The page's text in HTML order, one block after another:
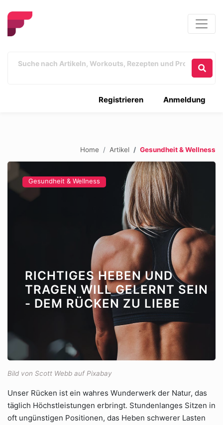
Anmeldung
Registrieren
Home Artikel Gesundheit & Wellness
Gesundheit & Wellness
RICHTIGES HEBEN UND
TRAGEN WILL GELERNT SEIN
- DEM RÜCKEN ZU LIEBE
Bild von Scott Webb auf Pixabay
Unser Rücken ist ein wahres Wunderwerk der Natur, das
täglich Höchstleistungen erbringt. Stundenlanges Sitzen in
oft ungünstigen Positionen, das Heben schwerer Lasten